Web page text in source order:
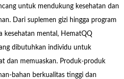
untuk mendukung kesehatan dan
Dari suplemen gizi hingga program
kesehatan mental, HematQQ
dibutuhkan individu untuk
dan memuaskan. Produk-produk
bahan berkualitas tinggi dan